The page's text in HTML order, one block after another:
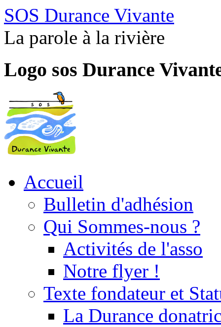
SOS Durance Vivante
La parole à la rivière
Logo sos Durance
Accueil
Bulletin d'adhésion
Qui Sommes-nous ?
Activités de l'asso
Notre flyer !
Texte fondateur et
La Durance